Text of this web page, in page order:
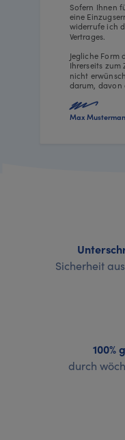
Sofern Ihnen
eine
widerrufe ich
Vertrages.
Jegliche
Ihrerseits zum
nicht
darum, davon
Max Musterman
Sicherheit
100%
durch